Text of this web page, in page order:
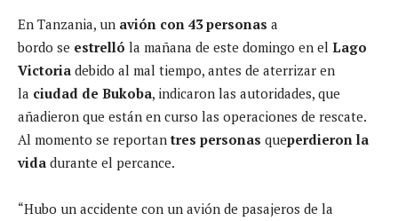
En Tanzania, un avión con 43 personas a
bordo se estrelló la mañana de este domingo en el Lago
Victoria debido al mal tiempo, antes de aterrizar en
la ciudad de Bukoba, indicaron las autoridades, que
añadieron que están en curso las operaciones de rescate.
Al momento se reportantres personas queperdieron la
vida durante el percance.
“Hubo un accidente con un avión de pasajeros de la